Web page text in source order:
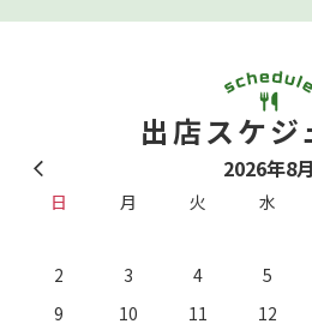
出店スケジ
2026年8月
日 月 火 水
2
3 4 5
9
10 11 12